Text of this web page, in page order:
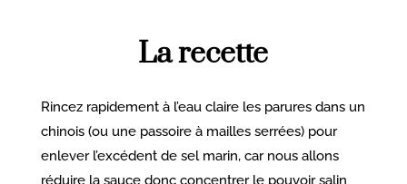
La recette
Rincez rapidement à l’eau claire les parures dans un
chinois (ou une passoire à mailles serrées) pour
enlever l’excédent de sel marin, car nous allons
réduire la sauce donc concentrer le pouvoir salin